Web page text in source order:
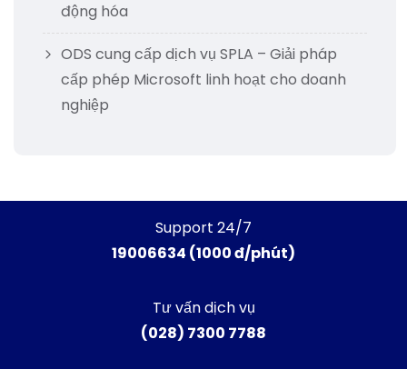
động hóa
ODS cung cấp dịch vụ SPLA – Giải pháp
cấp phép Microsoft linh hoạt cho doanh
nghiệp
Support 24/7
19006634 (1000 đ/phút)
Tư vấn dịch vụ
(028) 7300 7788